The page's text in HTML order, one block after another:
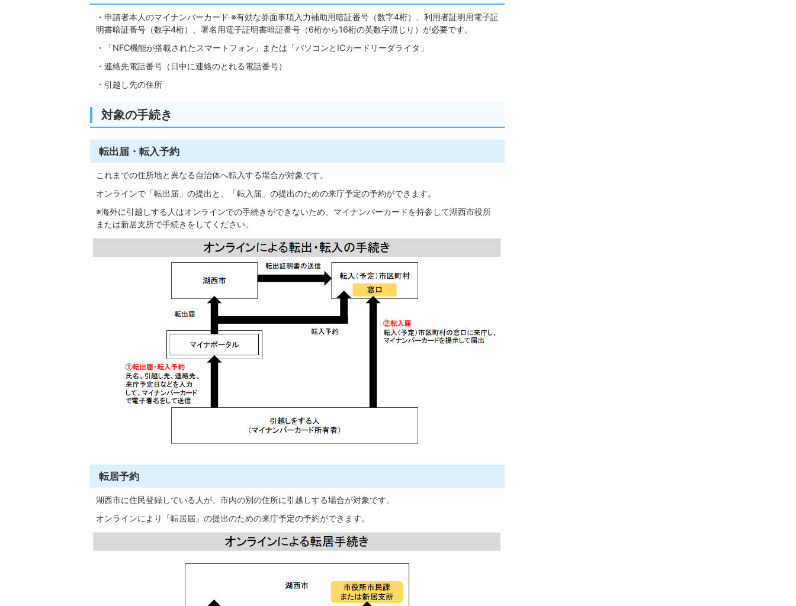
・申請者本人のマイナンバーカード ※有効な券面事項入力補助用暗証番号（数字4桁）、利用者証明用電子証
明書暗証番号（数字4桁）、署名用電子証明書暗証番号（6桁から16桁の英数字混じり）が必要です。
・「NFC機能が搭載されたスマートフォン」または「パソコンとICカードリーダライタ」
・連絡先電話番号（日中に連絡のとれる電話番号）
・引越し先の住所
対象の手続き
転出届・転入予約
これまでの住所地と異なる自治体へ転入する場合が対象です。
オンラインで「転出届」の提出と、「転入届」の提出のための来庁予定の予約ができます。
※海外に引越しする人はオンラインでの手続きができないため、マイナンバーカードを持参して湖西市役所
または新居支所で手続きをしてください。
転居予約
湖西市に住民登録している人が、市内の別の住所に引越しする場合が対象です。
オンラインにより「転居届」の提出のための来庁予定の予約ができます。